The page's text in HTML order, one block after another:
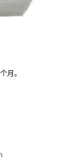
月。